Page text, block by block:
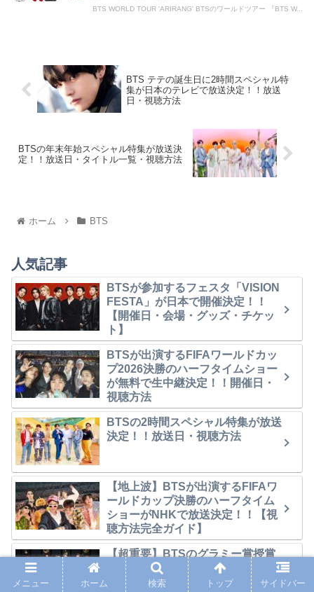
BTS WORLD TOUR 'ARIRANG' BTSのワールドツアー 『BTS W...
BTS テテの誕生日に2時間スペシャル特
集が日本のテレビで放送決定！！放送
日・視聴方法
BTSの年末年始スペシャル特集が放送決
定！！放送日・タイトル一覧・視聴方法
ホーム BTS
人気記事
BTSが参加するフェスタ「VISION
FESTA」が日本で開催決定！！
【開催日・会場・グッズ・チケッ
ト】
BTSが出演するFIFAワールドカッ
プ2026決勝のハーフタイムショー
が無料で生中継決定！！開催日・
視聴方法
BTSの2時間スペシャル特集が放送
決定！！放送日・視聴方法
【地上波】BTSが出演するFIFAワ
ールドカップ決勝のハーフタイム
ショーがNHKで放送決定！！【視
聴方法完全ガイド】
【超重要】BTSのグラミー賞授賞
式に対するボイコットについて
メニュー ホーム 検索 トップ サイドバー